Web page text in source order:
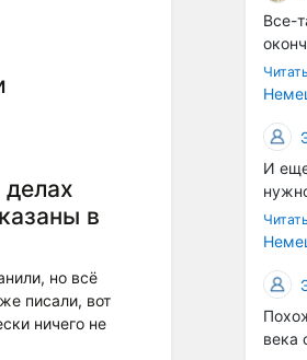
делах
в
но всё
писали, вот
ничего не
не
вот
об
Все-
это
бы
И
—
века